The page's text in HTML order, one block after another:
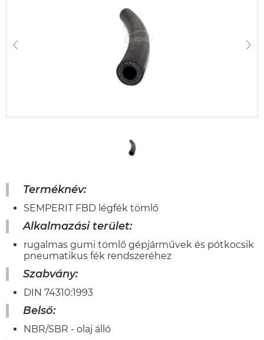
Terméknév:
SEMPERIT FBD légfék tömlő
Alkalmazási terület:
rugalmas gumi tömlő gépjárművek és pótkocsik
pneumatikus fék rendszeréhez
Szabvány:
DIN 74310:1993
Belső:
NBR/SBR - olaj álló